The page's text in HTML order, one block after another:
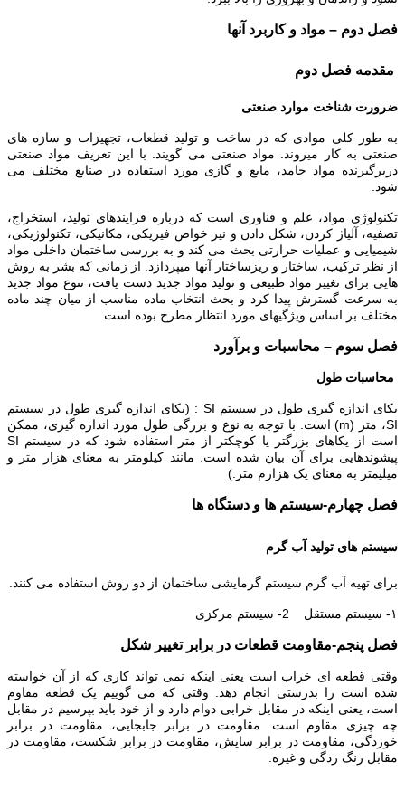
فصل دوم – مواد و کاربرد آنها
مقدمه فصل دوم
ضرورت شناخت موارد صنعتی
به طور کلی موادی که در ساخت و تولید قطعات، تجهیزات و سازه های
صنعتی به کار میروند. مواد صنعتی می گویند. با این تعریف مواد صنعتی
دربرگیرنده مواد جامد، مایع و گازی مورد استفاده در صنایع مختلف می
شود.
تکنولوژی مواد، علم و فناوری است که درباره فرایندهای تولید، استخراج،
تصفیه، آلیاژ کردن، شکل دادن و نیز خواص فیزیکی، مکانیکی، تکنولوژیکی،
شیمیایی و عملیات حرارتی بحث می کند و به بررسی ساختمان داخلی مواد
از نظر ترکیب، ساختار و ریزساختار آنها میپردازد. از زمانی که بشر به روش
هایی برای تغییر مواد طبیعی و تولید مواد جدید دست یافت، تنوع مواد جدید
به سرعت گسترش پیدا کرد و بحث انتخاب ماده مناسب از میان چند ماده
مختلف بر اساس ویژگیهای مورد انتظار مطرح بوده است.
فصل سوم – محاسبات و برآورد
محاسبات طول
یکای اندازه گیری طول در سیستم SI : (یکای اندازه گیری طول در سیستم
SI، متر (m) است. با توجه به نوع و بزرگی طول مورد اندازه گیری، ممکن
است از یکاهای بزرگتر یا کوچکتر از متر استفاده شود که در سیستم SI
پیشوندهایی برای آن بیان شده است. مانند کیلومتر به معنای هزار متر و
میلیمتر به معنای یک هزارم متر.)
فصل چهارم-سیستم ها و دستگاه ها
سیستم های تولید آب گرم
برای تهیه آب گرم سیستم گرمایشی ساختمان از دو روش استفاده می کنند.
۱- سیستم مستقل 2- سیستم مرکزی
فصل پنجم-مقاومت قطعات در برابر تغییر شکل
وقتی قطعه ای خراب است یعنی اینکه نمی تواند کاری که از آن خواسته
شده است را بدرستی انجام دهد. وقتی که می گوییم یک قطعه مقاوم
است، یعنی اینکه در مقابل خرابی دوام دارد و از خود باید بپرسیم در مقابل
چه چیزی مقاوم است. مقاومت در برابر جابجایی، مقاومت در برابر
خوردگی، مقاومت در برابر سایش، مقاومت در برابر شکست، مقاومت در
مقابل زنگ زدگی و غیره.